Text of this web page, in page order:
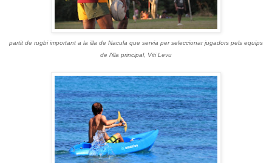
partit de rugbi important a la illa de Nacula que servia per seleccionar jugadors pels equips
de l'illa principal, Viti Levu